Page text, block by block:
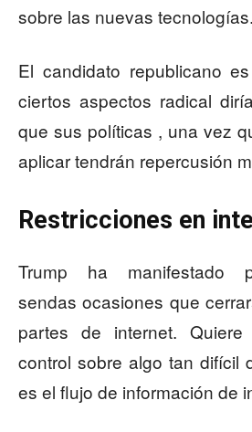
sobre las nuevas tecnologías.
El candidato republicano
ciertos aspectos radical
que sus políticas , una vez
aplicar tendrán repercusión
Restricciones en
Trump ha manifestado
sendas ocasiones que
partes de internet.
control sobre algo tan difícil
es el flujo de información de